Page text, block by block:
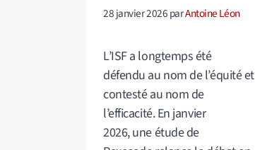
28 janvier 2026parAntoine Léon
L’ISF a longtemps été
défendu au nom de l’équité et
contesté au nom de
l’efficacité. En janvier
2026, une étude de